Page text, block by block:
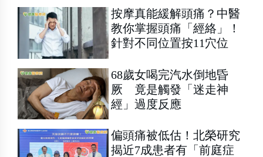
按摩真能緩解頭痛？中醫
教你掌握頭痛「經絡」！
針對不同位置按11穴位
68歲女喝完汽水倒地昏
厥 竟是觸發「迷走神
經」過度反應
偏頭痛被低估！北榮研究
揭近7成患者有「前庭症